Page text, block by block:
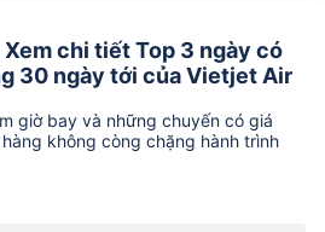
chi tiết Top 3 ngày có
30 ngày tới của Vietjet Air
giờ bay và những chuyến có giá
không còng chặng hành trình